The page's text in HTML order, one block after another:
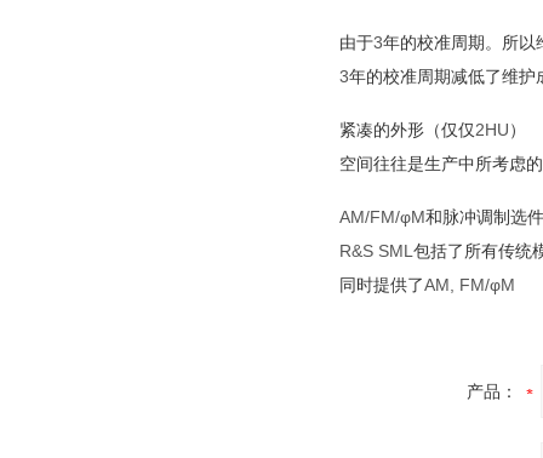
由于3年的校准周期。所以
3年的校准周期减低了维护
紧凑的外形（仅仅2HU）
空间往往是生产中所考虑
AM/FM/φM和脉冲调制选件
R&S SML 包括了所有传统
同时提供了AM, FM/φM
产品：